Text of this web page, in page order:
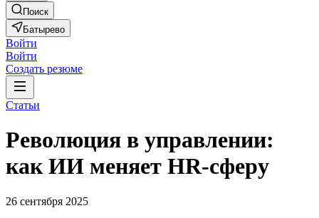
Поиск
Батырево
Войти
Войти
Создать резюме
Статьи
Революция в управлении:
как ИИ меняет HR-сферу
26 сентября 2025